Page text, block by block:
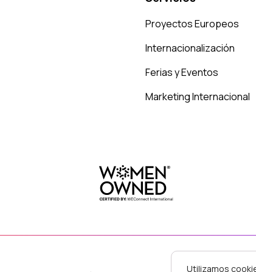
Proyectos Europeos
Internacionalización
Ferias y Eventos
Marketing Internacional
Utilizamos